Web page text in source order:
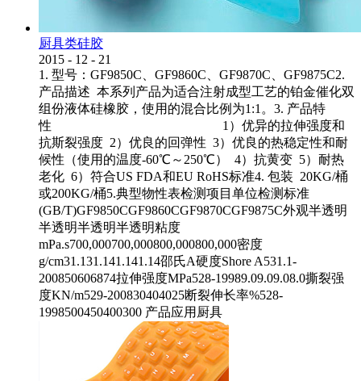
厨具类硅胶
2015 - 12 - 21
1. 型号：GF9850C、GF9860C、GF9870C、GF9875C2.
产品描述 本系列产品为适合注射成型工艺的铂金催化双
组份液体硅橡胶，使用的混合比例为1:1。3. 产品特
性 1）优异的拉伸强度和
抗斯裂强度 2）优良的回弹性 3）优良的热稳定性和耐
候性（使用的温度-60℃～250℃） 4）抗黄变 5）耐热
老化 6）符合US FDA和EU RoHS标准4. 包装 20KG/桶
或200KG/桶5.典型物性表检测项目单位检测标准
(GB/T)GF9850CGF9860CGF9870CGF9875C外观半透明
半透明半透明半透明粘度
mPa.s700,000700,000800,000800,000密度
g/cm31.131.141.141.14邵氏A硬度Shore A531.1-
200850606874拉伸强度MPa528-19989.09.09.08.0撕裂强
度KN/m529-200830404025断裂伸长率%528-
1998500450400300 产品应用厨具